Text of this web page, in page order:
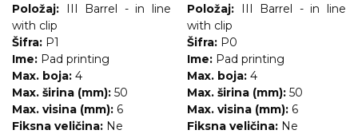
Položaj:
III Barrel - in line
with clip
Šifra: P1
Ime: Pad printing
Max. boja: 4
Max. širina (mm): 50
Max. visina (mm): 6
Fiksna veličina: Ne
Položaj:
III Barrel - in line
with clip
Šifra: P0
Ime: Pad printing
Max. boja: 4
Max. širina (mm): 50
Max. visina (mm): 6
Fiksna veličina: Ne